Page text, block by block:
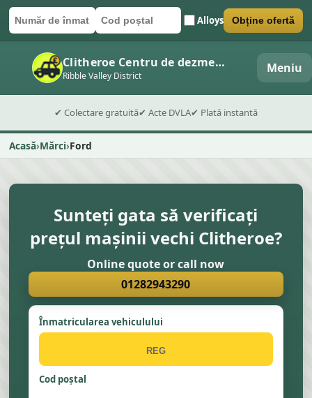
Număr de înmatriculare
Cod poștal Alloys
Trimite formularul Obține ofertă
Clitheroe Centru de dezmembrări auto
Ribble Valley District Meniu
✔ Colectare gratuită✔ Acte DVLA✔ Plată instantă
Acasă Mărci Ford
Sunteți gata să verificați
prețul mașinii vechi Clitheroe?
Online quote or call now
01282943290
Înmatricularea vehiculului
Cod poștal